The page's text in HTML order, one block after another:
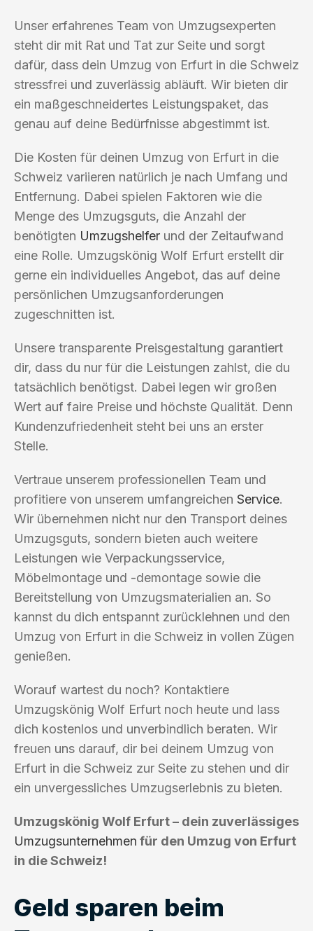
Unser erfahrenes Team von Umzugsexperten
steht dir mit Rat und Tat zur Seite und sorgt
dafür, dass dein Umzug von Erfurt in die Schweiz
stressfrei und zuverlässig abläuft. Wir bieten dir
ein maßgeschneidertes Leistungspaket, das
genau auf deine Bedürfnisse abgestimmt ist.
Die Kosten für deinen Umzug von Erfurt in die
Schweiz variieren natürlich je nach Umfang und
Entfernung. Dabei spielen Faktoren wie die
Menge des Umzugsguts, die Anzahl der
benötigten Umzugshelfer und der Zeitaufwand
eine Rolle. Umzugskönig Wolf Erfurt erstellt dir
gerne ein individuelles Angebot, das auf deine
persönlichen Umzugsanforderungen
zugeschnitten ist.
Unsere transparente Preisgestaltung garantiert
dir, dass du nur für die Leistungen zahlst, die du
tatsächlich benötigst. Dabei legen wir großen
Wert auf faire Preise und höchste Qualität. Denn
Kundenzufriedenheit steht bei uns an erster
Stelle.
Vertraue unserem professionellen Team und
profitiere von unserem umfangreichen Service.
Wir übernehmen nicht nur den Transport deines
Umzugsguts, sondern bieten auch weitere
Leistungen wie Verpackungsservice,
Möbelmontage und -demontage sowie die
Bereitstellung von Umzugsmaterialien an. So
kannst du dich entspannt zurücklehnen und den
Umzug von Erfurt in die Schweiz in vollen Zügen
genießen.
Worauf wartest du noch? Kontaktiere
Umzugskönig Wolf Erfurt noch heute und lass
dich kostenlos und unverbindlich beraten. Wir
freuen uns darauf, dir bei deinem Umzug von
Erfurt in die Schweiz zur Seite zu stehen und dir
ein unvergessliches Umzugserlebnis zu bieten.
Umzugskönig Wolf Erfurt – dein zuverlässiges
Umzugsunternehmen für den Umzug von Erfurt
in die Schweiz!
Geld sparen beim